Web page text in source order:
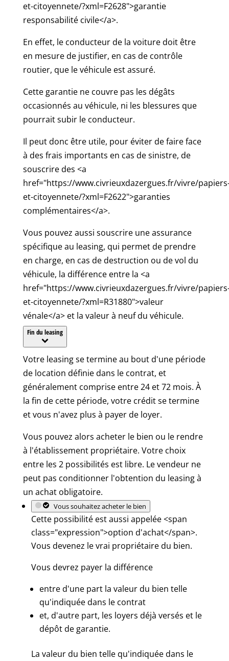
et-citoyennete/?xml=F2628">garantie
responsabilité civile</a>.
En effet, le conducteur de la voiture doit être
en mesure de justifier, en cas de contrôle
routier, que le véhicule est assuré.
Cette garantie ne couvre pas les dégâts
occasionnés au véhicule, ni les blessures que
pourrait subir le conducteur.
Il peut donc être utile, pour éviter de faire face
à des frais importants en cas de sinistre, de
souscrire des <a
href="https://www.civrieuxdazergues.fr/vivre/
et-citoyennete/?xml=F2622">garanties
complémentaires</a>.
Vous pouvez aussi souscrire une assurance
spécifique au leasing, qui permet de prendre
en charge, en cas de destruction ou de vol du
véhicule, la différence entre la <a
href="https://www.civrieuxdazergues.fr/vivre/
et-citoyennete/?xml=R31880">valeur
vénale</a> et la valeur à neuf du véhicule.
Fin du leasing
Votre leasing se termine au bout d'une période
de location définie dans le contrat, et
généralement comprise entre 24 et 72 mois. À
la fin de cette période, votre crédit se termine
et vous n'avez plus à payer de loyer.
Vous pouvez alors acheter le bien ou le rendre
à l'établissement propriétaire. Votre choix
entre les 2 possibilités est libre. Le vendeur ne
peut pas conditionner l'obtention du leasing à
un achat obligatoire.
Vous souhaitez acheter le bien
Cette possibilité est aussi appelée <span
class="expression">option d'achat</span>.
Vous devenez le vrai propriétaire du bien.
Vous devrez payer la différence
entre d'une part la valeur du bien telle
qu'indiquée dans le contrat
et, d'autre part, les loyers déjà versés et le
dépôt de garantie.
La valeur du bien telle qu'indiquée dans le